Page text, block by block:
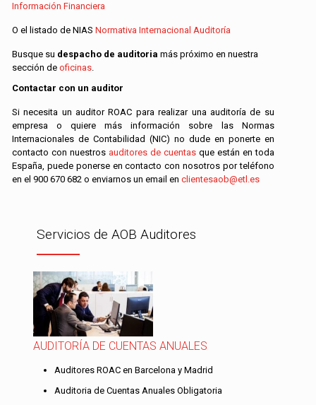
Información Financiera
O el listado de NIAS Normativa Internacional Auditoría
Busque su despacho de auditoria más próximo en nuestra
sección de oficinas.
Contactar con un auditor
Si necesita un auditor ROAC para realizar una auditoría de su
empresa o quiere más información sobre las Normas
Internacionales de Contabilidad (NIC) no dude en ponerte en
contacto con nuestros auditores de cuentasque están en toda
España, puede ponerse en contacto con nosotros por teléfono
en el 900 670 682 o enviarnos un email en clientesaob@etl.es
Servicios de AOB Auditores
AUDITORÍA DE CUENTAS ANUALES
Auditores ROAC en Barcelona y Madrid
Auditoria de Cuentas Anuales Obligatoria